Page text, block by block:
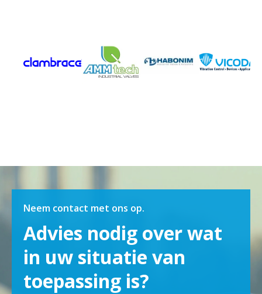
Neem contact met ons op.
Advies nodig over wat
in uw situatie van
toepassing is?